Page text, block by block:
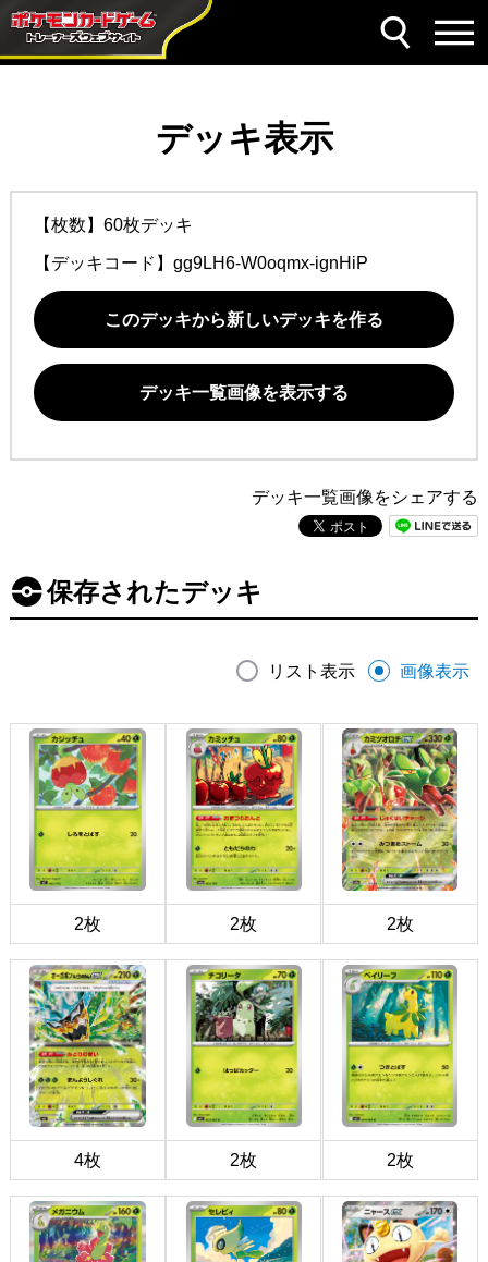
デッキ表示
【枚数】60枚デッキ
【デッキコード】 gg9LH6-W0oqmx-ignHiP
このデッキから新しいデッキを作る
デッキ一覧画像を表示する
デッキ一覧画像をシェアする
保存されたデッキ
リスト表示 画像表示
2枚 2枚 2枚
4枚 2枚 2枚